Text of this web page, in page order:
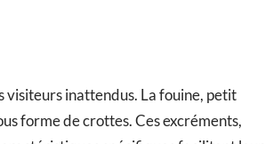
visiteurs inattendus. La fouine, petit
forme de crottes. Ces excréments,